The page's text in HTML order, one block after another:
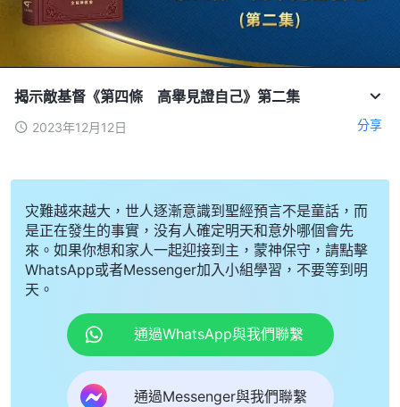
揭示敵基督《第四條 高舉見證自己》第二集
2023年12月12日 分享
灾難越來越大，世人逐漸意識到聖經預言不是童話，而
是正在發生的事實，没有人確定明天和意外哪個會先
來。如果你想和家人一起迎接到主，蒙神保守，請點擊
WhatsApp或者Messenger加入小組學習，不要等到明
天。
通過WhatsApp與我們聯繫
通過Messenger與我們聯繫